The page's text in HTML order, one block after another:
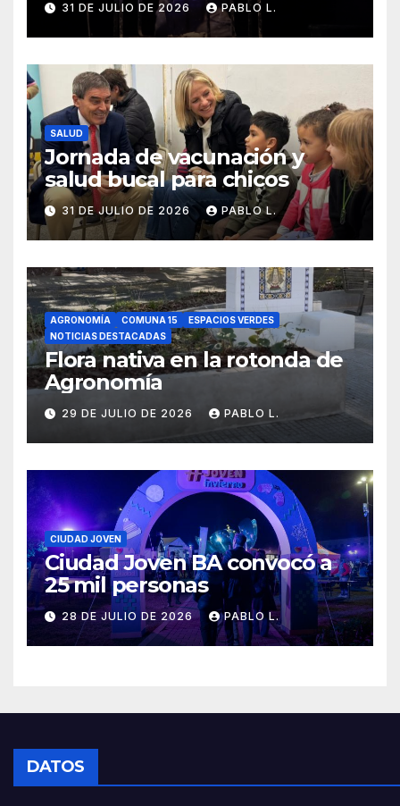
31 DE JULIO DE 2026 PABLO L.
SALUD
Jornada de vacunación y
salud bucal para chicos
31 DE JULIO DE 2026 PABLO L.
AGRONOMÍA COMUNA 15
ESPACIOS VERDES
NOTICIAS DESTACADAS
Flora nativa en la rotonda de
Agronomía
29 DE JULIO DE 2026 PABLO L.
CIUDAD JOVEN
Ciudad Joven BA convocó a
25 mil personas
28 DE JULIO DE 2026 PABLO L.
DATOS